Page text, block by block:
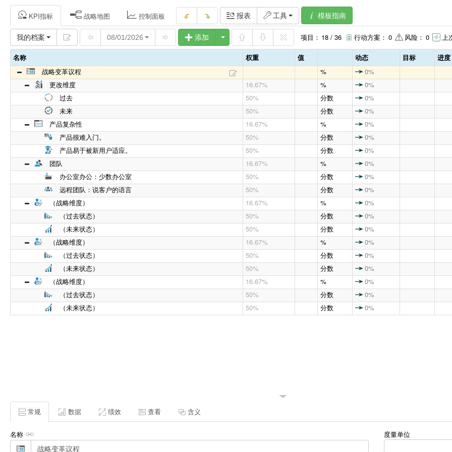
KPI指标 战略地图 控制面板 报表 工具 模板指南
我的档案 08/01/2026 添加 项目： 18 / 36 行动方案： 0 风险： 0 上
名称 权重 值 动态 目标
进度
战略变革议程
%
0%
更改维度
16.67% %
0%
过去
50% 分数
0%
未来
50% 分数
0%
产品复杂性
16.67% %
0%
产品很难入门。
50% 分数
0%
产品易于被新用户适应。
50% 分数
0%
团队
16.67% %
0%
办公室办公：少数办公室
50% 分数
0%
远程团队：说客户的语言
50% 分数
0%
（战略维度）
16.67% %
0%
（过去状态）
50% 分数
0%
（未来状态）
50% 分数
0%
（战略维度）
16.67% %
0%
（过去状态）
50% 分数
0%
（未来状态）
50% 分数
0%
（战略维度）
16.67% %
0%
（过去状态）
50% 分数
0%
（未来状态）
50% 分数 0%
常规 数据 绩效 查看 含义
名称 度量单位